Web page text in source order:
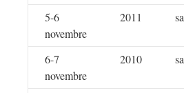
5-6
novembre
2011
6-7
novembre
2010